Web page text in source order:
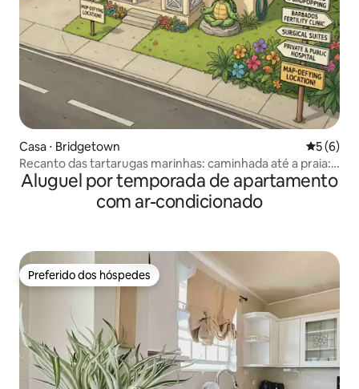
Casa ⋅ Bridgetown 5 de
5 (6)
Recanto das tartarugas marinhas: caminhada até a praia:
St. Michael
Aluguel por temporada de apartamento
com ar-condicionado
Preferido dos hóspedes
Preferido dos hóspedes